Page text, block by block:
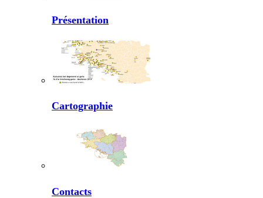
Présentation
Cartographie
Contacts